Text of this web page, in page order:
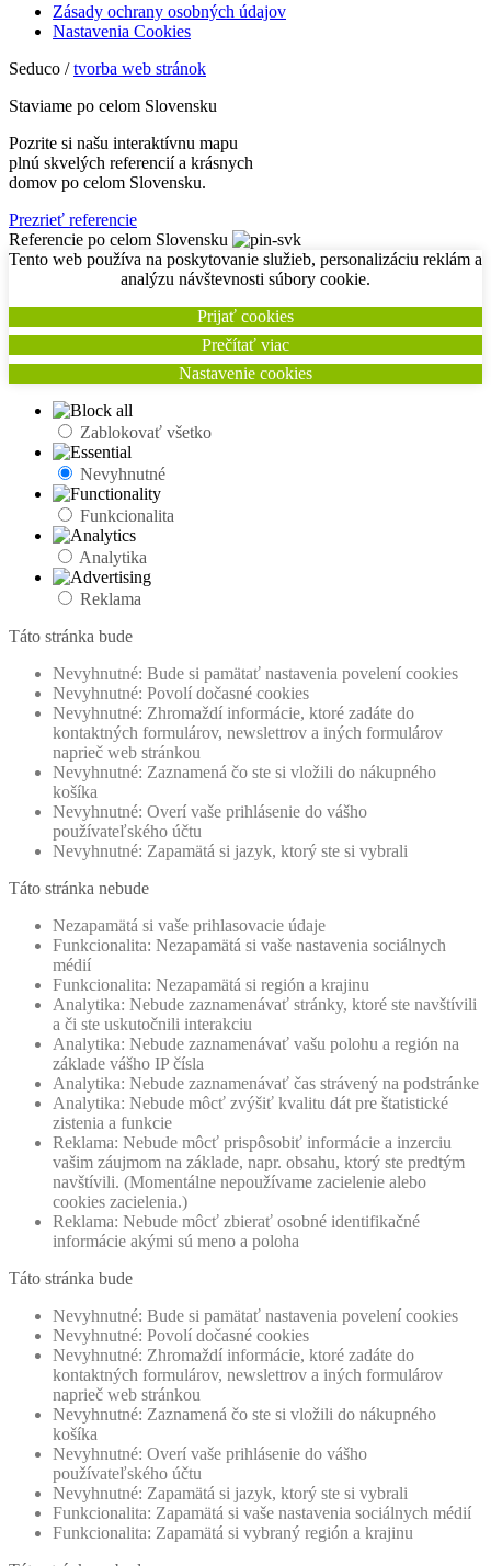
Zásady ochrany osobných údajov
Nastavenia Cookies
Seduco /tvorba web stránok
Staviame po celom Slovensku
Pozrite si našu interaktívnu mapu
plnú skvelých referencií a krásnych
domov po celom Slovensku.
Prezrieť referencie
Referencie po celom Slovensku
Tento web používa na poskytovanie služieb, personalizáciu reklám a
analýzu návštevnosti súbory cookie.
Prijať cookies
Prečítať viac
Nastavenie cookies
Zablokovať všetko
Nevyhnutné
Funkcionalita
Analytika
Reklama
Táto stránka bude
Nevyhnutné: Bude si pamätať nastavenia povelení cookies
Nevyhnutné: Povolí dočasné cookies
Nevyhnutné: Zhromaždí informácie, ktoré zadáte do
kontaktných formulárov, newslettrov a iných formulárov
naprieč web stránkou
Nevyhnutné: Zaznamená čo ste si vložili do nákupného
košíka
Nevyhnutné: Overí vaše prihlásenie do vášho
používateľského účtu
Nevyhnutné: Zapamätá si jazyk, ktorý ste si vybrali
Táto stránka nebude
Nezapamätá si vaše prihlasovacie údaje
Funkcionalita: Nezapamätá si vaše nastavenia sociálnych
médií
Funkcionalita: Nezapamätá si región a krajinu
Analytika: Nebude zaznamenávať stránky, ktoré ste navštívili
a či ste uskutočnili interakciu
Analytika: Nebude zaznamenávať vašu polohu a región na
základe vášho IP čísla
Analytika: Nebude zaznamenávať čas strávený na podstránke
Analytika: Nebude môcť zvýšiť kvalitu dát pre štatistické
zistenia a funkcie
Reklama: Nebude môcť prispôsobiť informácie a inzerciu
vašim záujmom na základe, napr. obsahu, ktorý ste predtým
navštívili. (Momentálne nepoužívame zacielenie alebo
cookies zacielenia.)
Reklama: Nebude môcť zbierať osobné identifikačné
informácie akými sú meno a poloha
Táto stránka bude
Nevyhnutné: Bude si pamätať nastavenia povelení cookies
Nevyhnutné: Povolí dočasné cookies
Nevyhnutné: Zhromaždí informácie, ktoré zadáte do
kontaktných formulárov, newslettrov a iných formulárov
naprieč web stránkou
Nevyhnutné: Zaznamená čo ste si vložili do nákupného
košíka
Nevyhnutné: Overí vaše prihlásenie do vášho
používateľského účtu
Nevyhnutné: Zapamätá si jazyk, ktorý ste si vybrali
Funkcionalita: Zapamätá si vaše nastavenia sociálnych médií
Funkcionalita: Zapamätá si vybraný región a krajinu